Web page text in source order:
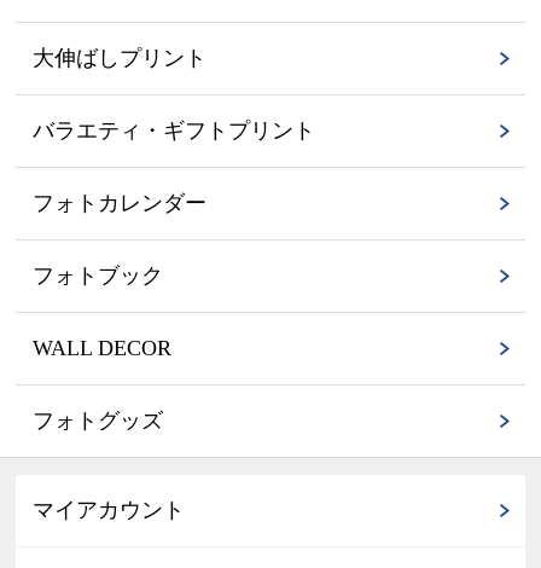
大伸ばしプリント
バラエティ・ギフトプリント
フォトカレンダー
フォトブック
WALL DECOR
フォトグッズ
マイアカウント